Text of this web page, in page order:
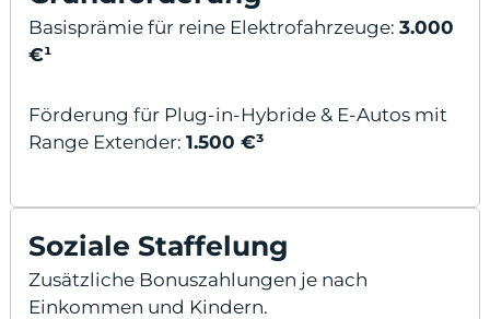
Basisprämie für reine Elektrofahrzeuge: 3.000
€¹
Förderung für Plug-in-Hybride & E-Autos mit
Range Extender: 1.500 €³
Soziale Staffelung
Zusätzliche Bonuszahlungen je nach
Einkommen und Kindern.